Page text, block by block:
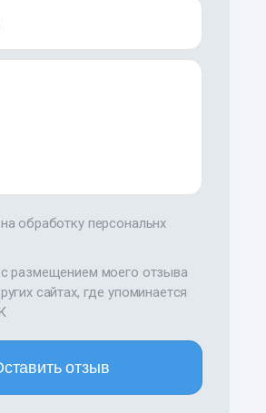
обработку персональнх
размещением моего отзыва
сайтах, где упоминается
отзыв